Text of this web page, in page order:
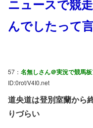
ニュースで競
んでしたって
57： 名無しさん＠実況で競馬板
ID:0rot/V4I0.net
道央道は登別室蘭から
りづらい